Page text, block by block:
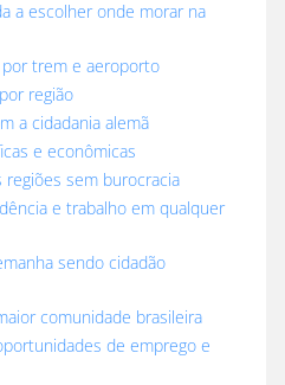
a escolher onde morar na
por trem e aeroporto
região
a cidadania alemã
e econômicas
regiões sem burocracia
e trabalho em qualquer
sendo cidadão
comunidade brasileira
de emprego e